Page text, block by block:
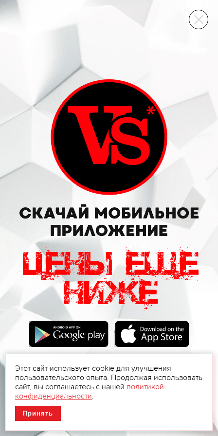
ВИННЫЙ СКЛАД
Этот сайт использует cookie для улучшения
пользовательского опыта. Продолжая использовать
сайт, вы соглашаетесь с нашей политикой
конфиденциальности.
Принять